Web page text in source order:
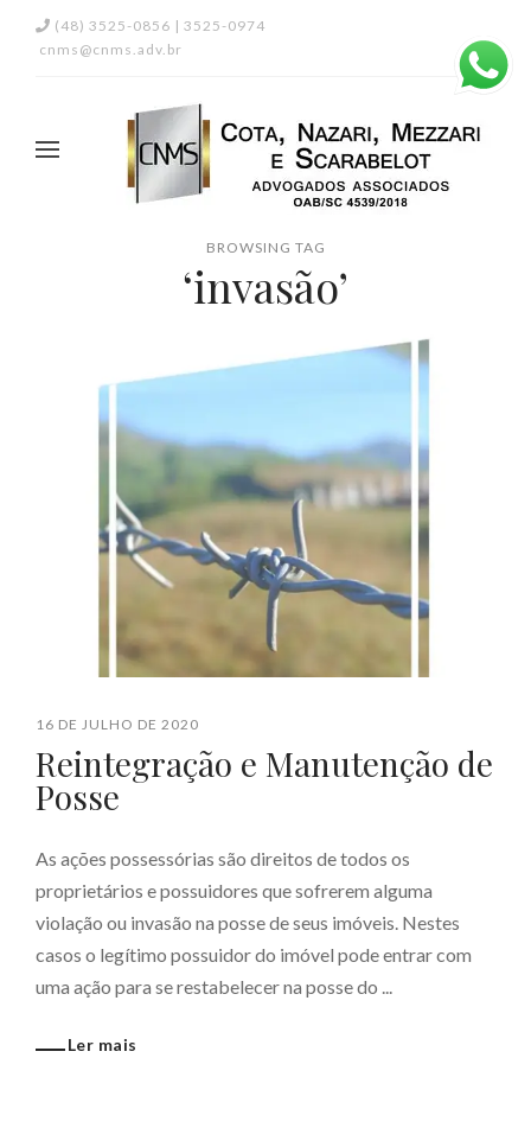
(48) 3525-0856 | 3525-0974
cnms@cnms.adv.br
BROWSING TAG
‘invasão’
16 DE JULHO DE 2020
Reintegração e Manutenção de
Posse
As ações possessórias são direitos de todos os
proprietários e possuidores que sofrerem alguma
violação ou invasão na posse de seus imóveis. Nestes
casos o legítimo possuidor do imóvel pode entrar com
uma ação para se restabelecer na posse do ...
Ler mais